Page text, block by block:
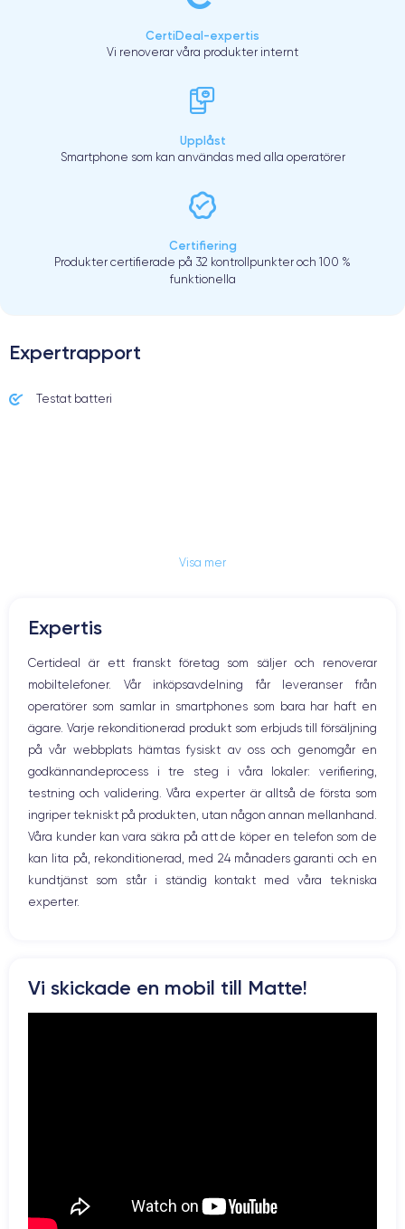
CertiDeal-expertis
Vi renoverar våra produkter internt
Upplåst
Smartphone som kan användas med alla operatörer
Certifiering
Produkter certifierade på 32 kontrollpunkter och 100 %
funktionella
Expertrapport
Testat batteri
Visa mer
Expertis
Certideal är ett franskt företag som säljer och renoverar
mobiltelefoner. Vår inköpsavdelning får leveranser från
operatörer som samlar in smartphones som bara har haft en
ägare. Varje rekonditionerad produkt som erbjuds till försäljning
på vår webbplats hämtas fysiskt av oss och genomgår en
godkännandeprocess i tre steg i våra lokaler: verifiering,
testning och validering. Våra experter är alltså de första som
ingriper tekniskt på produkten, utan någon annan mellanhand.
Våra kunder kan vara säkra på att de köper en telefon som de
kan lita på, rekonditionerad, med 24 månaders garanti och en
kundtjänst som står i ständig kontakt med våra tekniska
experter.
Vi skickade en mobil till Matte!